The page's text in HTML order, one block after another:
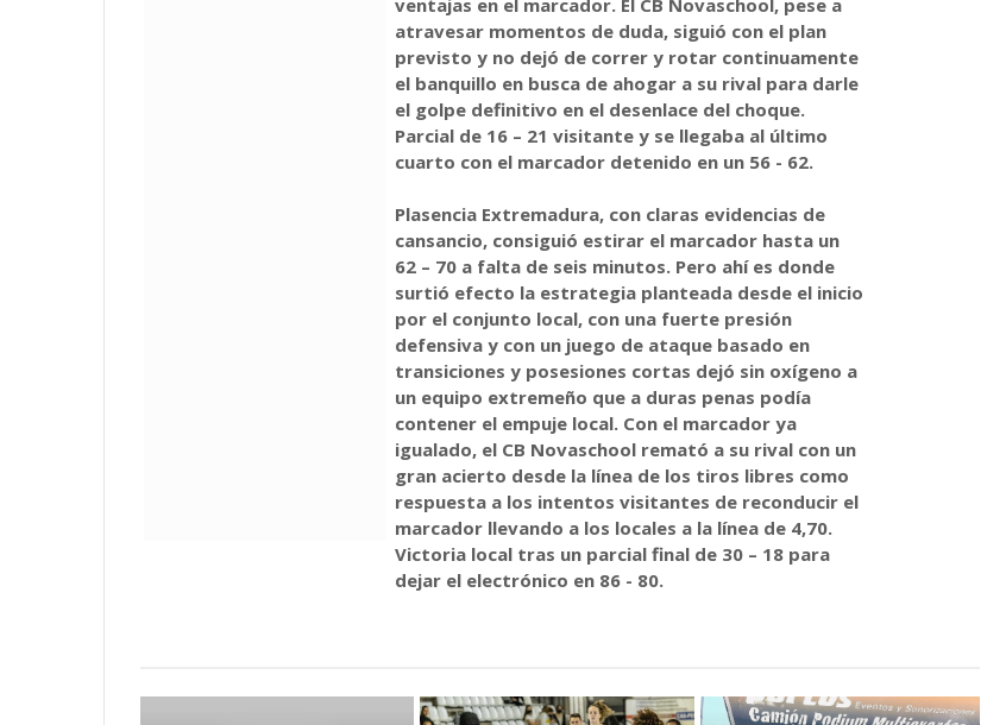
atravesar momentos de duda, siguió con el plan
previsto y no dejó de correr y rotar continuamente
el banquillo en busca de ahogar a su rival para darle
el golpe definitivo en el desenlace del choque.
Parcial de 16 – 21 visitante y se llegaba al último
cuarto con el marcador detenido en un 56 - 62.
Plasencia Extremadura, con claras evidencias de
cansancio, consiguió estirar el marcador hasta un
62 – 70 a falta de seis minutos. Pero ahí es donde
surtió efecto la estrategia planteada desde el inicio
por el conjunto local, con una fuerte presión
defensiva y con un juego de ataque basado en
transiciones y posesiones cortas dejó sin oxígeno a
un equipo extremeño que a duras penas podía
contener el empuje local. Con el marcador ya
igualado, el CB Novaschool remató a su rival con un
gran acierto desde la línea de los tiros libres como
respuesta a los intentos visitantes de reconducir el
marcador llevando a los locales a la línea de 4,70.
Victoria local tras un parcial final de 30 – 18 para
dejar el electrónico en 86 - 80.